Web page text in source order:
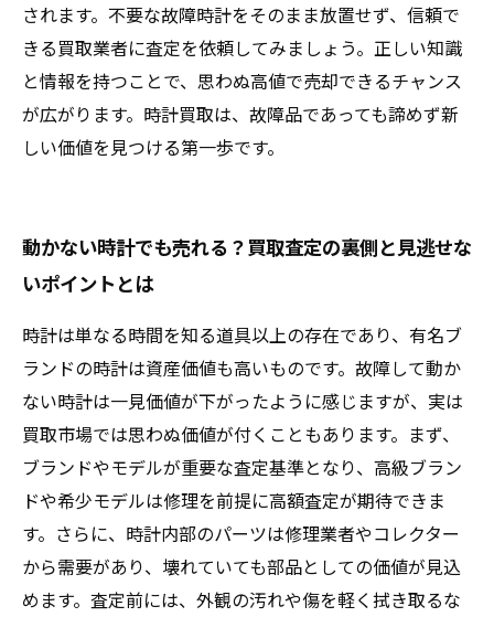
されます。不要な故障時計をそのまま放置せず、信頼で
きる買取業者に査定を依頼してみましょう。正しい知識
と情報を持つことで、思わぬ高値で売却できるチャンス
が広がります。時計買取は、故障品であっても諦めず新
しい価値を見つける第一歩です。
動かない時計でも売れる？買取査定の裏側と見逃せな
いポイントとは
時計は単なる時間を知る道具以上の存在であり、有名ブ
ランドの時計は資産価値も高いものです。故障して動か
ない時計は一見価値が下がったように感じますが、実は
買取市場では思わぬ価値が付くこともあります。まず、
ブランドやモデルが重要な査定基準となり、高級ブラン
ドや希少モデルは修理を前提に高額査定が期待できま
す。さらに、時計内部のパーツは修理業者やコレクター
から需要があり、壊れていても部品としての価値が見込
めます。査定前には、外観の汚れや傷を軽く拭き取るな